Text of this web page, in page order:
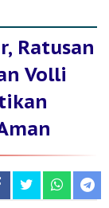
Ratusan
Volli